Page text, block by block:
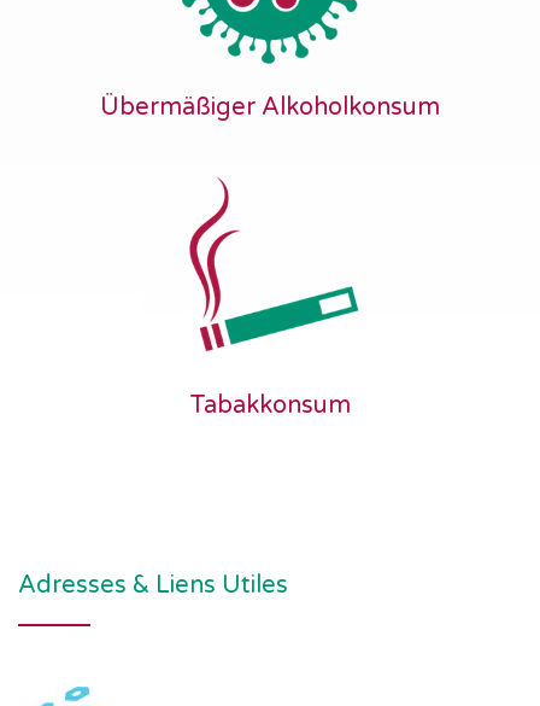
Übermäßiger Alkoholkonsum
Tabakkonsum
Adresses & Liens Utiles